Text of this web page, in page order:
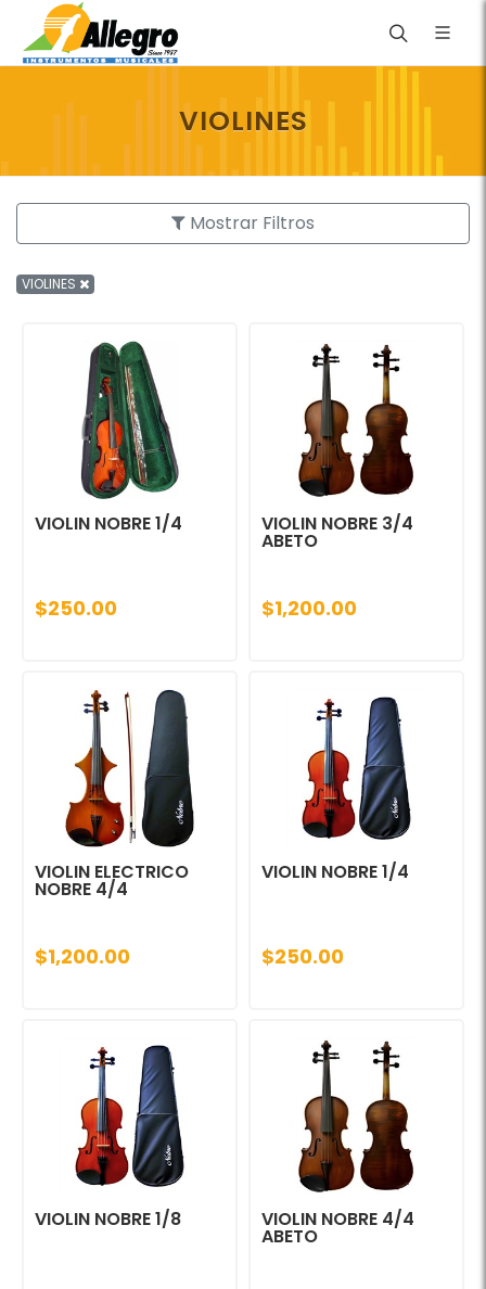
VIOLINES
Mostrar Filtros
VIOLINES
VIOLIN NOBRE 1/4
$250.00
VIOLIN NOBRE 3/4
ABETO
$1,200.00
VIOLIN ELECTRICO
NOBRE 4/4
$1,200.00
VIOLIN NOBRE 1/4
$250.00
VIOLIN NOBRE 1/8 VIOLIN NOBRE 4/4
ABETO